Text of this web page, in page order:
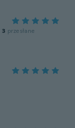
3 przesłane